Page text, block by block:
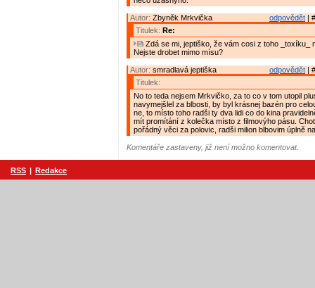
odpovědět |
Autor: Zbyněk Mrkvička
Titulek: Re:
Zdá se mi, jeptiško, že vám cosi z toho _toxíku_
Nejste drobet mimo mísu?
odpovědět |
Autor: smradlavá jeptiška
Titulek:
No to teda nejsem Mrkvičko, za to co v tom utopil
navymejšlel za blbosti, by byl krásnej bazén pro
ne, to místo toho radši ty dva lidi co do kina
mít promítání z kolečka místo z filmovýho pásu.
pořádný věci za polovic, radši milion blbovim úplně
Komentáře zastaveny, již není možno komentovat.
RSS | Redakce